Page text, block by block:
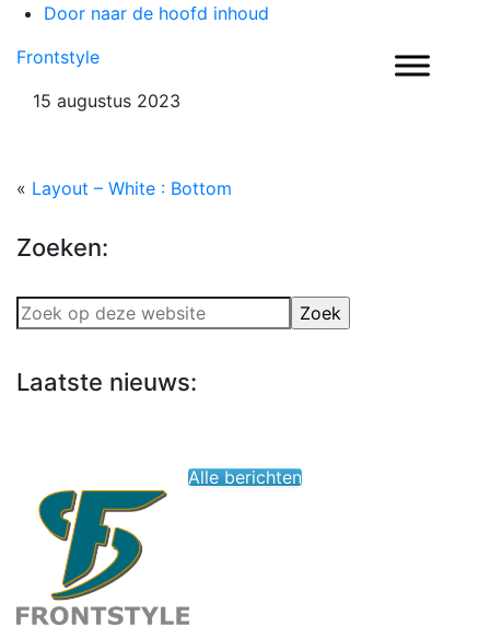
Door naar de hoofd inhoud
Frontstyle
15 augustus 2023
« Layout – White : Bottom
Zoeken:
Zoek
op
website
Laatste nieuws:
Alle berichten